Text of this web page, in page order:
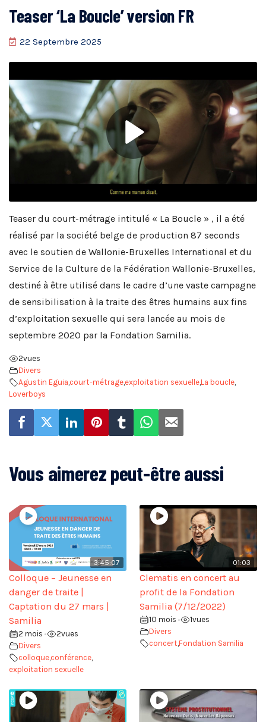
Teaser ‘La Boucle’ version FR
22 Septembre 2025
Teaser du court-métrage intitulé « La Boucle » , il a été
réalisé par la société belge de production 87 seconds
avec le soutien de Wallonie-Bruxelles International et du
Service de la Culture de la Fédération Wallonie-Bruxelles,
destiné à être utilisé dans le cadre d’une vaste campagne
de sensibilisation à la traite des êtres humains aux fins
d’exploitation sexuelle qui sera lancée au mois de
septembre 2020 par la Fondation Samilia.
2vues
Divers
Agustin Eguia,court-métrage,exploitation sexuelle,La boucle,
Loverboys
Vous aimerez peut-être aussi
3:45:07
Colloque – Jeunesse en
danger de traite |
Captation du 27 mars |
Samilia
2 mois • 2vues
Divers
colloque,conférence,
exploitation sexuelle
01:03
Clematis en concert au
profit de la Fondation
Samilia (7/12/2022)
10 mois • 1vues
Divers
concert,Fondation Samilia